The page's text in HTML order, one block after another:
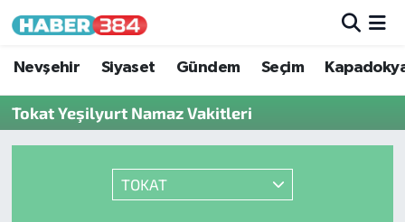
Nevşehir Siyaset Gündem Seçim
Tokat Yeşilyurt Namaz Vakitleri
TOKAT
Nöbetçi Eczaneler
Hava Durumu